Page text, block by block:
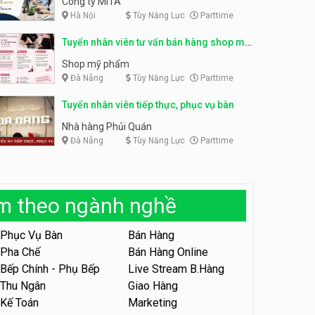
parttime
Tuyển nhân viên đóng gói
Shop online
Tuyển nhân viên phục vụ
động
Khu vui chơi May Town
Tuyển nhân viên tư vấn bán
Tuyển nhân viên bán hàng,
giữ xe parttime – Kibo Kid
KIBO KIDS
Tuyển nhân viên edit ảnh,
video parttime
Công ty
Hà Nội Tùy Năng Lực Parttime
Tuyển nhân viên tư vấn bán hàng shop mỹ
phẩm
Shop mỹ phẩm
Đà Nẵng Tùy Năng Lực Parttime
Tuyển nhân viên tiếp thực, phục vụ bàn
Nhà hàng Phủi Quán
Đà Nẵng Tùy Năng Lực Parttime
theo ngành nghề
Phục Vụ Bàn
Bán Hàng
Pha Chế
Bán Hàng Online
Bếp Chính - Phụ Bếp
Live Stream B.Hàng
Thu Ngân
Giao Hàng
Kế Toán
Marketing